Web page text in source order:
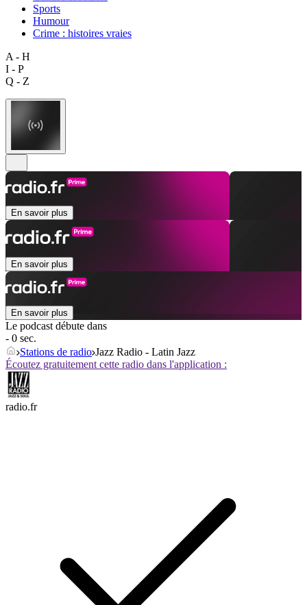
Sports
Humour
Crime : histoires vraies
A - H
I - P
Q - Z
En savoir plus
En savoir plus
En savoir plus
Le podcast débute dans
- 0 sec.
Stations de radio Jazz Radio - Latin Jazz
Écoutez gratuitement cette radio dans l'application :
radio.fr